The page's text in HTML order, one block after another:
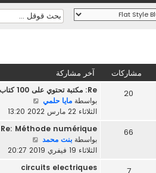
مشاركات آخر مشاركة
20
Re: مكتبة تحتوي على 100 كتاب …
بواسطة مايا حلمي
ا
د
خ
ر
الثلاثاء 22 مارس 2022 13:20
66
Re: Méthode numérique
بواسطة بنت محمد
ا
الثلاثاء 19 فيفري 2019 20:27
circuits electriques